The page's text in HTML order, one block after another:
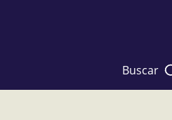
Buscar